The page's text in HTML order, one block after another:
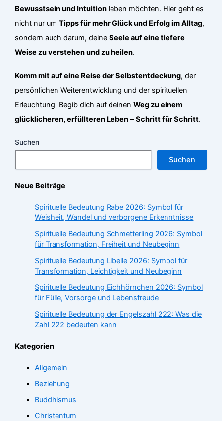
Bewusstsein und Intuition leben möchten. Hier geht es
nicht nur umTipps für mehr Glück und Erfolg im Alltag,
sondern auch darum, deineSeele auf eine tiefere
Weise zu verstehen und zu heilen.
Komm mit auf eine Reise der Selbstentdeckung, der
persönlichen Weiterentwicklung und der spirituellen
Erleuchtung. Begib dich auf deinenWeg zu einem
glücklicheren, erfüllteren Leben –Schritt für Schritt.
Suchen
Suchen
Neue Beiträge
Spirituelle Bedeutung Rabe 2026: Symbol für
Weisheit, Wandel und verborgene Erkenntnisse
Spirituelle Bedeutung Schmetterling 2026: Symbol
für Transformation, Freiheit und Neubeginn
Spirituelle Bedeutung Libelle 2026: Symbol für
Transformation, Leichtigkeit und Neubeginn
Spirituelle Bedeutung Eichhörnchen 2026: Symbol
für Fülle, Vorsorge und Lebensfreude
Spirituelle Bedeutung der Engelszahl 222: Was die
Zahl 222 bedeuten kann
Kategorien
Allgemein
Beziehung
Buddhismus
Christentum